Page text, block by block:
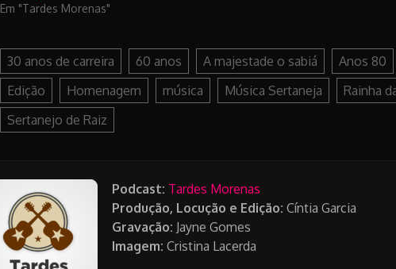
Em "Tardes Morenas"
30 anos de carreira 60 anos A majestade o sabiá Anos 80
Edição
Homenagem música Música Sertaneja Rainha
Sertanejo de Raiz
Podcast: Tardes Morenas
Produção, Locução e Edição: Cíntia Garcia
Gravação: Jayne Gomes
Imagem: Cristina Lacerda